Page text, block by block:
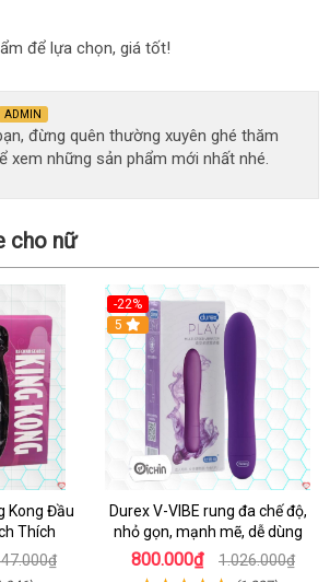
để lựa chọn, giá tốt!
ADMIN
đừng quên thường xuyên ghé thăm
xem những sản phẩm mới nhất nhé.
cho nữ
Kong Đầu
Thích
-22%
Hot
5
Durex V-VIBE rung đa chế độ,
nhỏ gọn, mạnh mẽ, dễ dùng
800.000₫ 1.026.000₫